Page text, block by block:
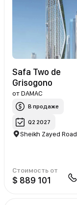
Safa Two de
Grisogono
отDAMAC
В продаже
Q2 2027
Sheikh Zayed Road
Стоимость от
$ 889 101